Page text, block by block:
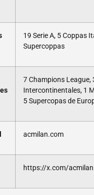
19 Serie A, 5 Coppas
Supercoppas
7 Champions League,
Intercontinentales, 1
5 Supercopas de
acmilan.com
https://x.com/acmilan